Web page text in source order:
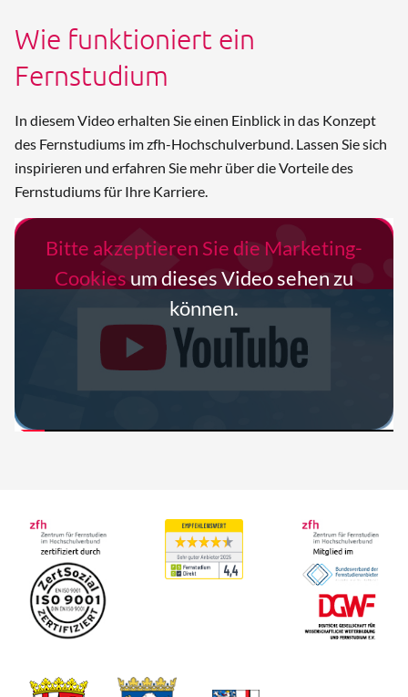
Bitte akzeptieren Sie die Marketing-
Cookies um dieses Video sehen zu
können.
Wie funktioniert ein
Fernstudium
In diesem Video erhalten Sie einen Einblick in das Konzept
des Fernstudiums im zfh-Hochschulverbund. Lassen Sie sich
inspirieren und erfahren Sie mehr über die Vorteile des
Fernstudiums für Ihre Karriere.